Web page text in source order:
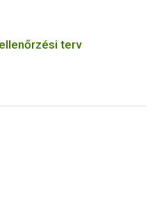
terv